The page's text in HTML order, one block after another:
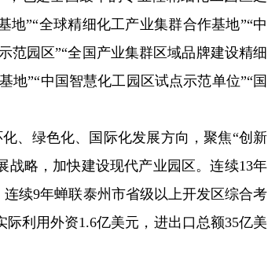
”“全球精细化工产业集群合作基地”“中
范园区”“全国产业集群区域品牌建设精细
地”“中国智慧化工园区试点示范单位”“国
、绿色化、国际化发展方向，聚焦“创新
战略，加快建设现代产业园区。连续13年
续9年蝉联泰州市省级以上开发区综合考
利用外资1.6亿美元，进出口总额35亿美